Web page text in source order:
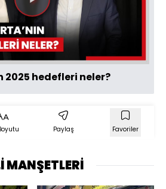
Videoyu
Oynat
2025 hedefleri neler?
Paylaş Favoriler
MANŞETLERİ